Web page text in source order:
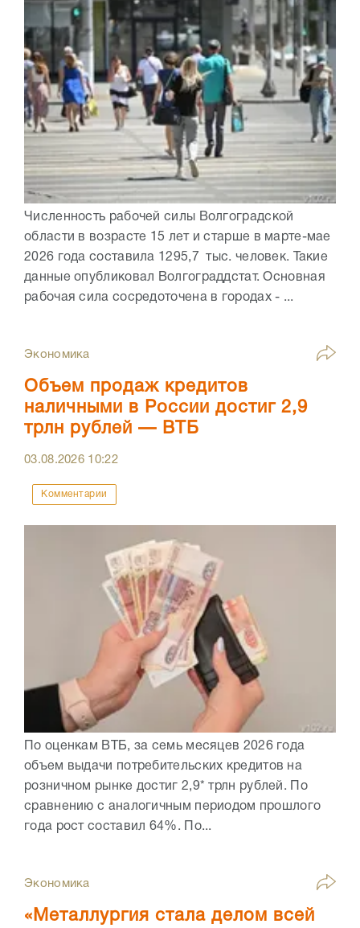
Численность рабочей силы Волгоградской
области в возрасте 15 лет и старше в марте-мае
2026 года составила 1295,7 тыс. человек. Такие
данные опубликовал Волгограддстат. Основная
рабочая сила сосредоточена в городах - ...
Экономика
Объем продаж кредитов
наличными в России достиг 2,9
трлн рублей — ВТБ
03.08.2026 10:22
Комментарии
По оценкам ВТБ, за семь месяцев 2026 года
объем выдачи потребительских кредитов на
розничном рынке достиг 2,9* трлн рублей. По
сравнению с аналогичным периодом прошлого
года рост составил 64%. По...
Экономика
«Металлургия стала делом всей